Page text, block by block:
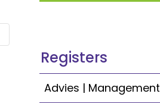
Registers
Advies | Management